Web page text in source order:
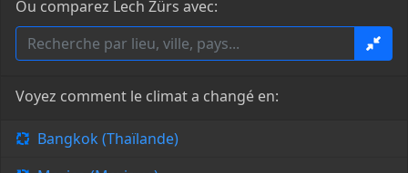
Ou comparez Lech Zürs avec:
Voyez comment le climat a changé en:
Bangkok (Thaïlande)